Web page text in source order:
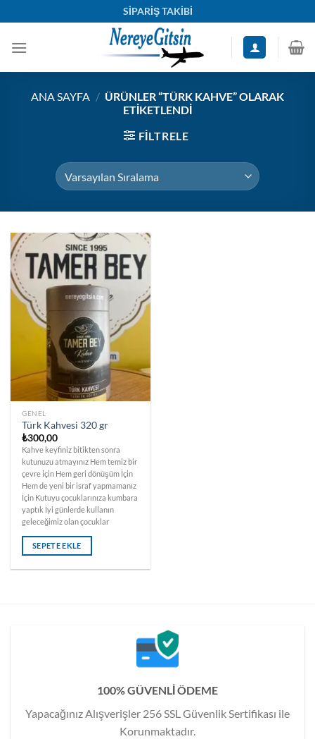
atla
SİPARİŞ TAKİBİ
ANA SAYFA / ÜRÜNLER “TÜRK KAHVE” OLARAK
ETIKETLENDI
FILTRELE
GENEL
Türk Kahvesi 320 gr
₺300,00
Kahve keyfiniz bitikten sonra
kutunuzu atmayınız Hem temiz bir
çevre için Hem geri dönüşüm İçin
Hem de yeni bir israf yapmamanız
İçin Kutuyu çocuklarınıza kumbara
yaptık İyi günlerde kullanın
geleceğimiz olan çocuklar
SEPETE EKLE
100% GÜVENLİ ÖDEME
Yapacağınız Alışverişler 256 SSL Güvenlik Sertifikası ile
Korunmaktadır.